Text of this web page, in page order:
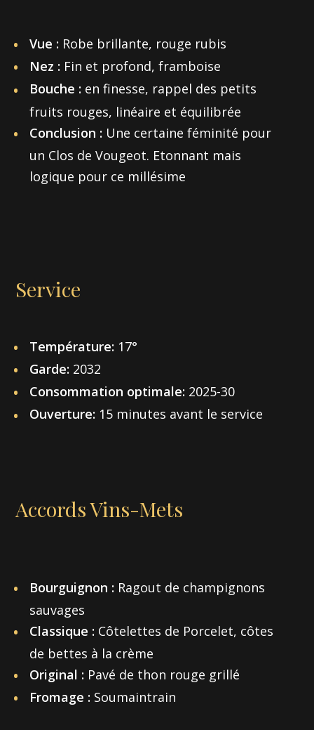
Vue : Robe brillante, rouge rubis
Nez : Fin et profond, framboise
Bouche : en finesse, rappel des petits
fruits rouges, linéaire et équilibrée
Conclusion : Une certaine féminité pour
un Clos de Vougeot. Etonnant mais
logique pour ce millésime
Service
Température: 17°
Garde: 2032
Consommation optimale: 2025-30
Ouverture: 15 minutes avant le service
Accords Vins-Mets
Bourguignon : Ragout de champignons
sauvages
Classique : Côtelettes de Porcelet, côtes
de bettes à la crème
Original : Pavé de thon rouge grillé
Fromage : Soumaintrain